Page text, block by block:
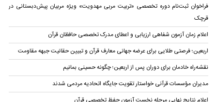
فراخوان ثبت‌نام دوره تخصصی «تربیت مربی مهدویت» ویژه مربیان پیش‌دبستانی در
قرچک
اعلام زمان آزمون شفاهی ارزیابی و اعطای مدرک تخصصی حافظان قرآن
اربعین؛ فرصتی طلایی برای عرضه جهانی معارف قرآن و تبیین حقانیت جبهه مقاومت
نقشه‌راه خادمان برای دوران پس از اربعین؛ چگونه حسینی بمانیم
مدیران مؤسسات قرآنی خواستار تقویت جایگاه اتحادیه‌ مردمی شدند
اعلام نتایج نهایی مرحله نخست آزمون حفظ تخصصی قرآن